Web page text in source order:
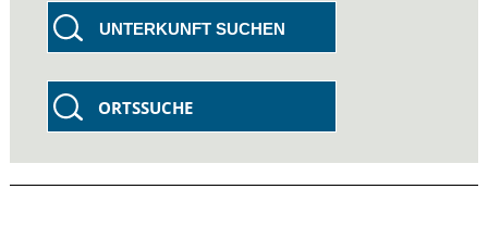
UNTERKUNFT SUCHEN
ORTSSUCHE